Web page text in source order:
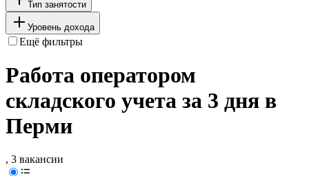
Тип занятости
Уровень дохода
Ещё фильтры
Работа оператором
складского учета за 3 дня в
Перми
, 3 вакансии